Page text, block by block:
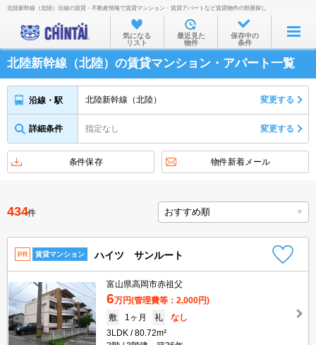
お部屋を探す
沿線・駅から
住所から
家賃相場から
物件特集から
不動産会社から
TOP
北陸新幹線（北陸）沿線の賃貸・不動産情報で賃貸マンション・賃貸アパートなど賃貸物件の部屋探し
気になる
リスト
最近見た
物件
保存中の
条件
北陸新幹線（北陸）の賃貸マンション・アパート一覧
沿線・駅 北陸新幹線（北陸） 変更する
詳細条件 指定なし 変更する
条件保存 物件新着メール
434件
PR 賃貸マンション ハイツ サンルート
富山県高岡市赤祖父
6万円(管理費等：2,000円)
敷
1ヶ月 礼
なし
3LDK
80.72m²